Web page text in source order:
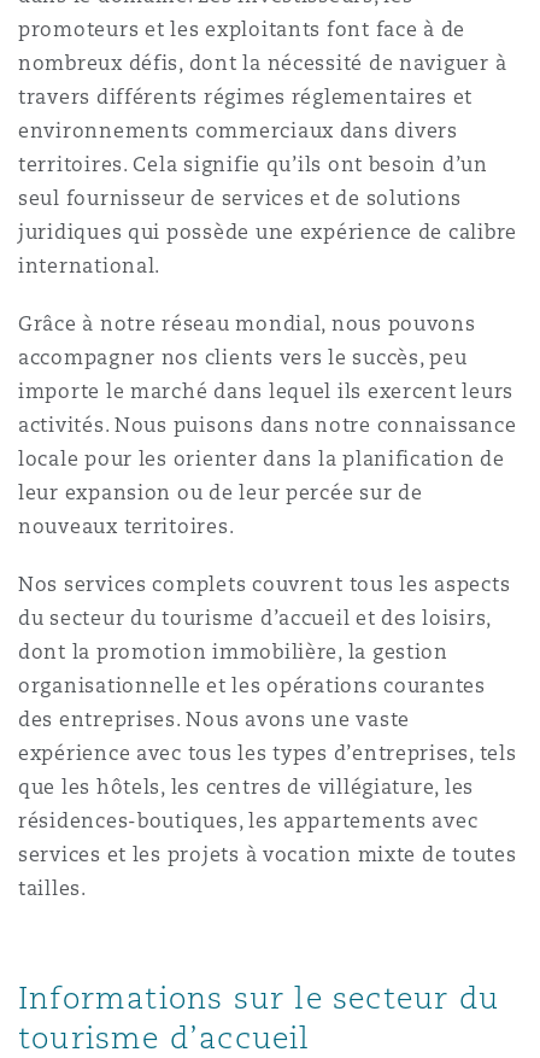
Entretien, réparation et
Droit réglementaire
Satellites et espace
Couverture d’assurance
Droit maritime
Responsabilité du fabricant
produits
Réassurance
Assurance spécialisée
Bator
York
County
Francisco
The St Botolph Building
2 New Bailey
promoteurs et les exploitants font face à de
nombreux défis, dont la nécessité de naviguer à
travers différents régimes réglementaires et
environnements commerciaux dans divers
territoires. Cela signifie qu’ils ont besoin d’un
seul fournisseur de services et de solutions
juridiques qui possède une expérience de calibre
international.
Grâce à notre réseau mondial, nous pouvons
accompagner nos clients vers le succès, peu
importe le marché dans lequel ils exercent leurs
activités. Nous puisons dans notre connaissance
locale pour les orienter dans la planification de
leur expansion ou de leur percée sur de
nouveaux territoires.
Nos services complets couvrent tous les aspects
du secteur du tourisme d’accueil et des loisirs,
dont la promotion immobilière, la gestion
organisationnelle et les opérations courantes
des entreprises. Nous avons une vaste
expérience avec tous les types d’entreprises, tels
que les hôtels, les centres de villégiature, les
résidences-boutiques, les appartements avec
services et les projets à vocation mixte de toutes
tailles.
Informations sur le secteur du
tourisme d’accueil